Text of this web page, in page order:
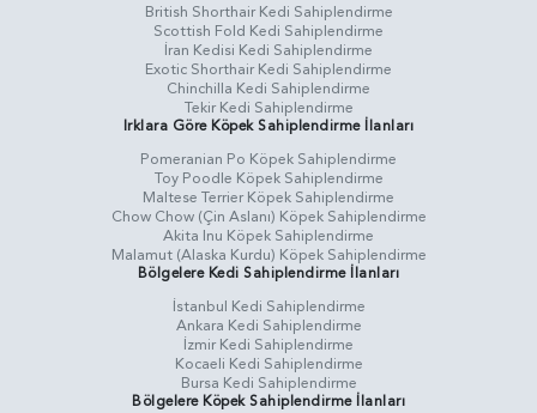
British Shorthair Kedi Sahiplendirme
Scottish Fold Kedi Sahiplendirme
İran Kedisi Kedi Sahiplendirme
Exotic Shorthair Kedi Sahiplendirme
Chinchilla Kedi Sahiplendirme
Tekir Kedi Sahiplendirme
Irklara Göre Köpek Sahiplendirme İlanları
Pomeranian Po Köpek Sahiplendirme
Toy Poodle Köpek Sahiplendirme
Maltese Terrier Köpek Sahiplendirme
Chow Chow (Çin Aslanı) Köpek Sahiplendirme
Akita Inu Köpek Sahiplendirme
Malamut (Alaska Kurdu) Köpek Sahiplendirme
Bölgelere Kedi Sahiplendirme İlanları
İstanbul Kedi Sahiplendirme
Ankara Kedi Sahiplendirme
İzmir Kedi Sahiplendirme
Kocaeli Kedi Sahiplendirme
Bursa Kedi Sahiplendirme
Bölgelere Köpek Sahiplendirme İlanları